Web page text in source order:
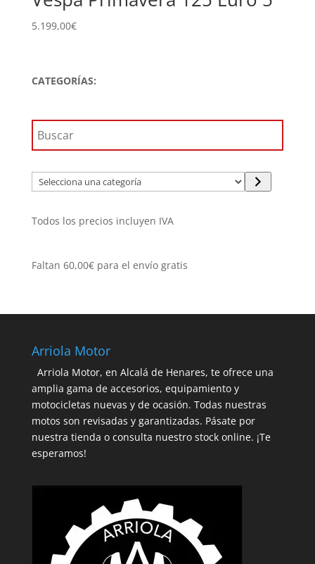
5.199,00€
CATEGORÍAS:
Selecciona
una
Todos los precios incluyen IVA
Faltan 60,00€para el envío gratis
Arriola Motor
Arriola Motor, en Alcalá de Henares, te ofrece una
amplia gama de accesorios, equipamiento y
motocicletas nuevas y de ocasión. Todas nuestras
motos son revisadas y garantizadas. Pásate por
nuestra tienda o consulta nuestro stock online. ¡Te
esperamos!